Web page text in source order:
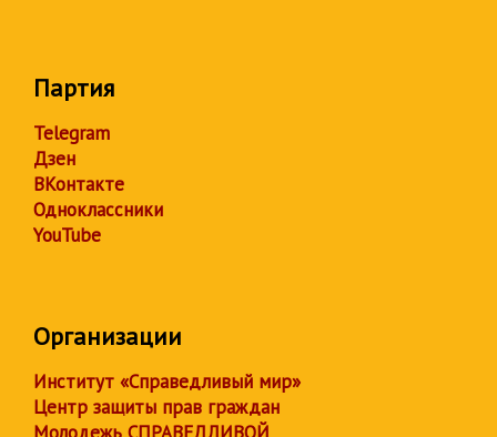
Партия
Telegram
Дзен
ВКонтакте
Одноклассники
YouTube
Организации
Институт «Справедливый мир»
Центр защиты прав граждан